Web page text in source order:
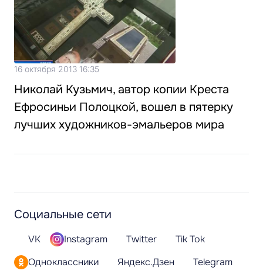
16 октября 2013 16:35
Николай Кузьмич, автор копии Креста
Ефросиньи Полоцкой, вошел в пятерку
лучших художников-эмальеров мира
Социальные сети
VK Instagram Twitter
Tik Tok
Одноклассники
Яндекс.Дзен
Telegram